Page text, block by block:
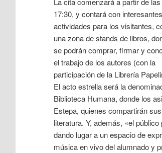
17:30, y contará con interesantes
actividades para los visitantes,
una zona de stands de libros,
se podrán comprar, firmar y
el trabajo de los autores (con la
participación de la Librería
El acto estrella será la
Biblioteca Humana, donde los
Estepa, quienes compartirán
literatura. Y, además, «el
dando lugar a un espacio de
música en vivo del alumnado y